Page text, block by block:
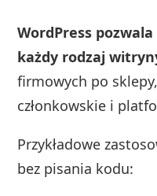
WordPress
każdy rodzaj
firmowych po
członkowskie i
Przykładowe
bez pisania kodu: